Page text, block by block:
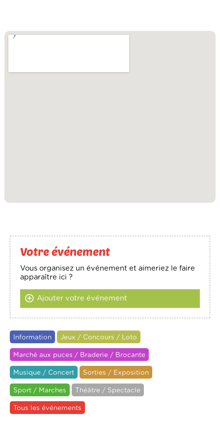
Votre événement
Vous organisez un événement et aimeriez le faire
apparaître ici ?
Ajouter votre événement
Information Jeux / Concours / Loto
Marché aux puces / Braderie / Brocante
Musique / Concert Sorties / Exposition
Sport / Marches Théâtre / Spectacle
Tous les événements